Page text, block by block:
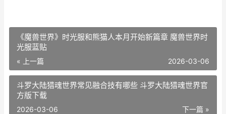
《魔兽世界》时光服和熊猫人本月开始新篇章 魔兽世界时
光服蓝贴
« 上一篇 2026-03-06
斗罗大陆猎魂世界常见融合技有哪些 斗罗大陆猎魂世界官
方版下载
下一篇 »
2026-03-06